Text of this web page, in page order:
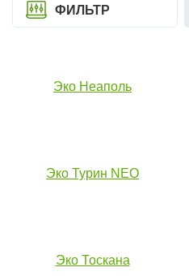
ФИЛЬТР
Эко Неаполь
Эко Турин NEO
Эко Тоскана